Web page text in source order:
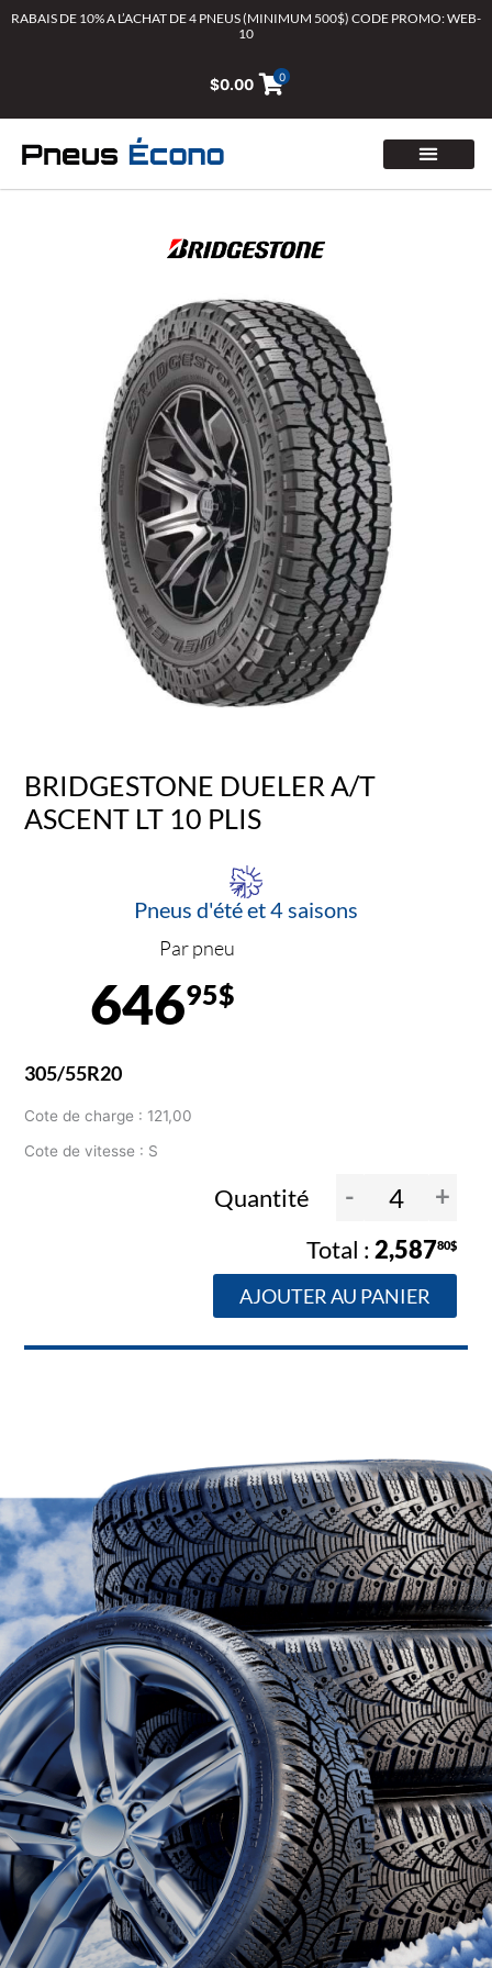
AllerRABAIS DE 10% A L’ACHAT DE 4 PNEUS (MINIMUM 500$) CODE PROMO: WEB-
10
$0.00 0
BRIDGESTONE DUELER A/T
ASCENT LT 10 PLIS
Pneus d'été et 4 saisons
Par pneu
64695$
305/55R20
Cote de charge : 121,00
Cote de vitesse : S
Quantité - +
2,58780$
AJOUTER AU PANIER